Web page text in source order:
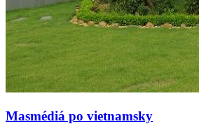
Masmédiá po vietnamsky